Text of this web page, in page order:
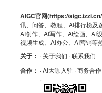
AIGC官网(https://aigc.izzi.cn/
讯、问答、教程、AI排行榜及
AI创作、AI写作、AI绘画、AI
视频生成、AI办公、AI营销等
API导航，助力高效AI体验！
关于： · 关于我们 · 联系我们
合作： · AI大咖入驻 · 商务合作